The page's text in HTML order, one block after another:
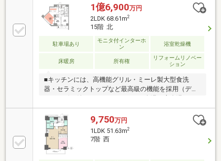
洗機交換）・ユニットバス交換（１４１８サイズ採
用、オートバス、浴室乾燥機、バスオーディオ）・洗
面化粧台交換（ミラーキャビネット四面鏡採用）・ト
用）・フローリング全面貼替（LDには床暖房新規交
換）・壁紙全面貼替（一部アクセントクロス、LDには
エコカラット採用）・建具交換、給湯器、ハウスクリ
1億6,900万円
2LDK 68.61m2
15階 北
駐車場あり
モニタ付インターホ
ン
浴室乾燥機
床暖房 所有権
リフォームリノベー
ション
■キッチンには、高機能グリル・ミーレ製大型食洗
器・セラミックトップなど最高級の機能を採用（ディ
楽湯）機能付■ウルトラファインバブル×マイクロファ
インバブル採用■床暖房をリビングダイニングおよび
キッチンに設置■不忍池・上野公園が望める部屋位
置！15階、日当たり・眺望良好！■ジム・ゲストルー
ム等共用施設も充実〇リノベーション内容〇＊システ
ムキッチン・ユニットバス・洗面化粧台・トイレ交換
9,750万円
1LDK 51.63m2
7階 西